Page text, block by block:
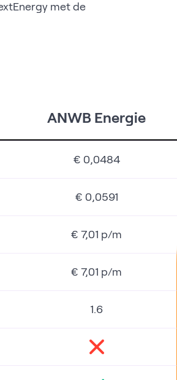
met de
ANWB Energie
€ 0,0484
€ 0,0591
€ 7,01 p/m
€ 7,01 p/m
1.6